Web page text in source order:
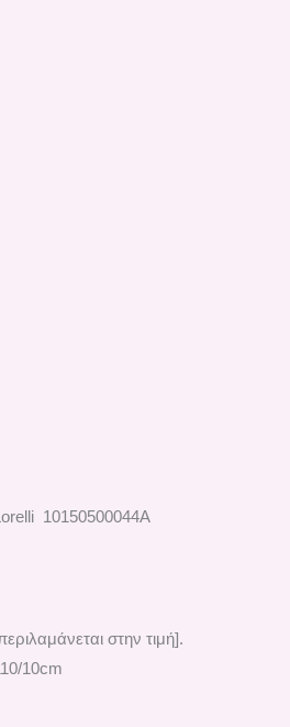
10150500044A
στην τιμή].
10cm